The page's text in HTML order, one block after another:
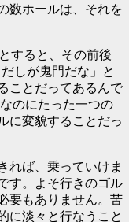
数ホールは、それを
すると、その前後
しが鬼門だな」と
ことだってあるんで
のにたった一つの
に変貌することだっ
れば、乗っていけま
す。よそ行きのゴル
要もありません。苦
に淡々と行なうこと